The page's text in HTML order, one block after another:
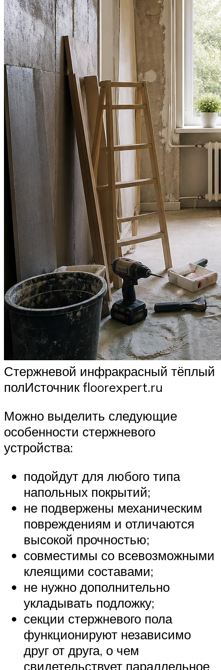
Стержневой инфракрасный тёплый
полИсточник floorexpert.ru
Можно выделить следующие
особенности стержневого
устройства:
подойдут для любого типа
напольных покрытий;
не подвержены механическим
повреждениям и отличаются
высокой прочностью;
совместимы со всевозможными
клеящими составами;
не нужно дополнительно
укладывать подложку;
секции стержневого пола
функционируют независимо
друг от друга, о чем
свидетельствует параллельное